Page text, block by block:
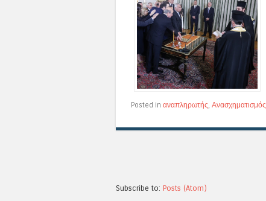
Posted in αναπληρωτής Ανασχηματισμός
Subscribe to: Posts (Atom)